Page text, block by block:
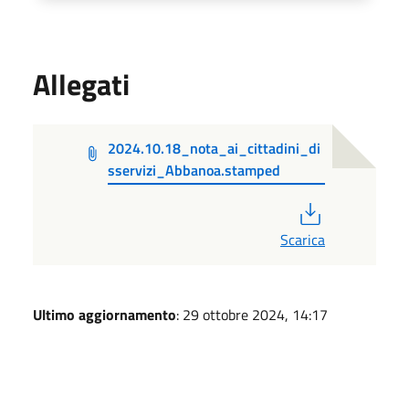
Allegati
2024.10.18_nota_ai_cittadini_di
sservizi_Abbanoa.stamped
Scarica
Ultimo aggiornamento: 29 ottobre 2024, 14:17